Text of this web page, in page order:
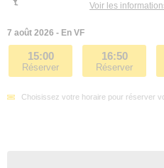
Voir les
7 août 2026 - En VF
15:00
Réserver
16:50
Réserver
Choisissez votre horaire pour réserver